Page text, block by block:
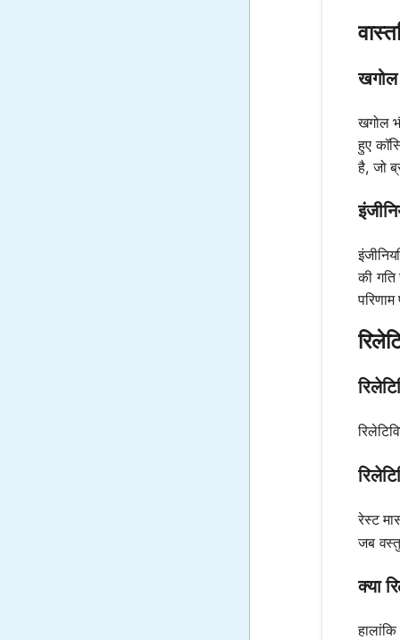
खगोल
खगोल
हुए
है, जो
की
रेस्ट
जब
क्या